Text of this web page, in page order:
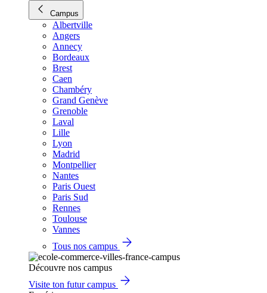
Campus
Albertville
Angers
Annecy
Bordeaux
Brest
Caen
Chambéry
Grand Genève
Grenoble
Laval
Lille
Lyon
Madrid
Montpellier
Nantes
Paris Ouest
Paris Sud
Rennes
Toulouse
Vannes
Tous nos campus
Découvre nos campus
Visite ton futur campus